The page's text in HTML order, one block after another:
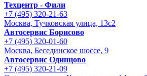
Техцентр - Фили
+7 (495) 320-21-63
Москва, Тучковская улица, 13с2
Автосервис Борисово
+7 (495) 320-01-60
Москва, Бесединское шоссе, 9
Автосервис Одинцово
+7 (495) 320-21-09